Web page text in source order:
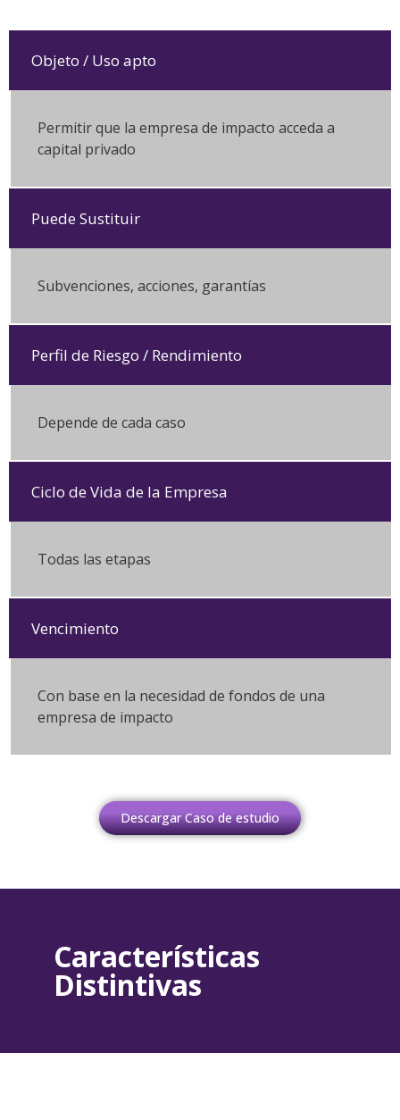
Objeto / Uso apto
Permitir que la empresa de impacto acceda a
capital privado
Puede Sustituir
Subvenciones, acciones, garantías
Perfil de Riesgo / Rendimiento
Depende de cada caso
Ciclo de Vida de la Empresa
Todas las etapas
Vencimiento
Con base en la necesidad de fondos de una
empresa de impacto
Descargar Caso de estudio
Características
Distintivas